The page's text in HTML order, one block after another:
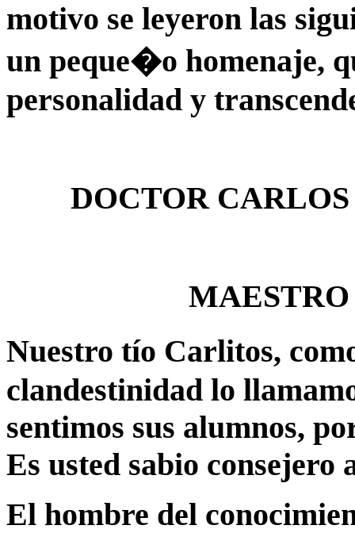
motivo se leyeron las
un peque�o homenaje,
personalidad y
DOCTOR
Nuestro tío Carlitos,
clandestinidad lo
sentimos sus alumnos,
Es usted sabio consejero
El hombre del